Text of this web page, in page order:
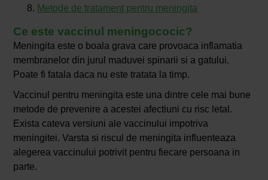
Metode de tratament pentru meningita
Ce este vaccinul meningococic?
Meningita este o boala grava care provoaca inflamatia
membranelor din jurul maduvei spinarii si a gatului.
Poate fi fatala daca nu este tratata la timp.
Vaccinul pentru meningita este una dintre cele mai bune
metode de prevenire a acestei afectiuni cu risc letal.
Exista cateva versiuni ale vaccinului impotriva
meningitei. Varsta si riscul de meningita influenteaza
alegerea vaccinului potrivit pentru fiecare persoana in
parte.